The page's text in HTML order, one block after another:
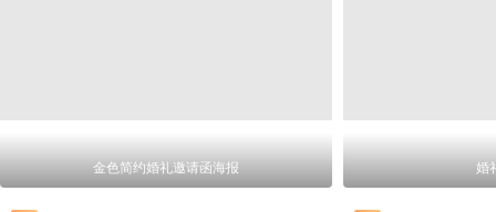
金色简约婚礼邀请函海报 婚